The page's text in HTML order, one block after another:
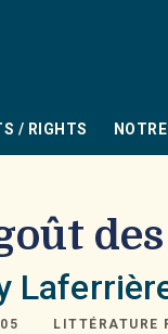
/ RIGHTS
LITTÉRATURE